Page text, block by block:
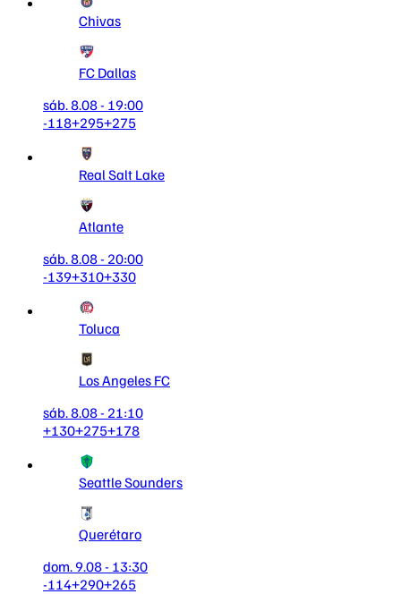
Chivas
FC Dallas
sáb. 8.08 - 19:00
-118+295+275
Real Salt Lake
Atlante
sáb. 8.08 - 20:00
-139+310+330
Toluca
Los Angeles FC
sáb. 8.08 - 21:10
+130+275+178
Seattle Sounders
Querétaro
dom. 9.08 - 13:30
-114+290+265